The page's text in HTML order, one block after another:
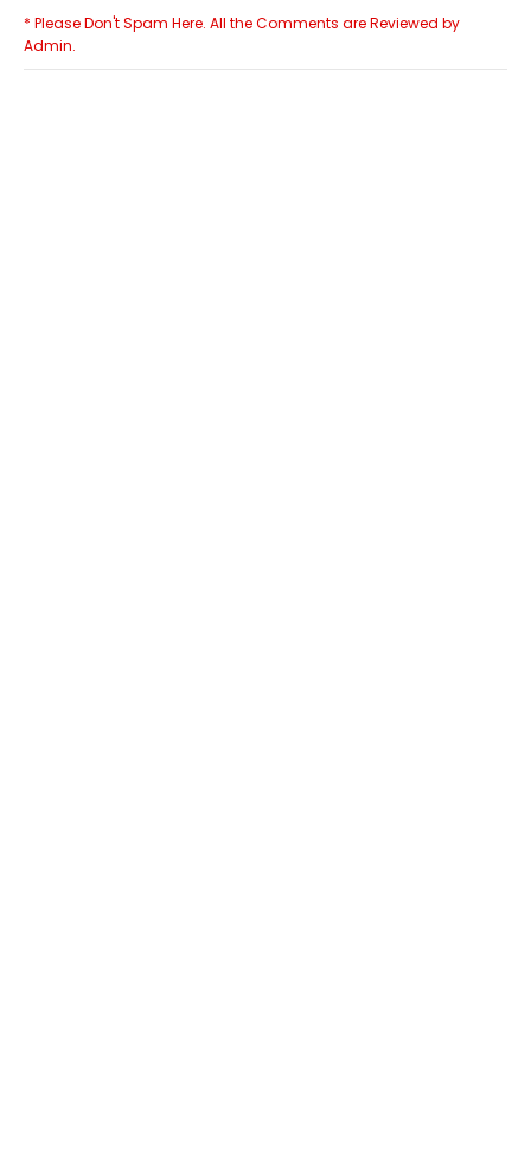
* Please Don't Spam Here. All the Comments are Reviewed by
Admin.